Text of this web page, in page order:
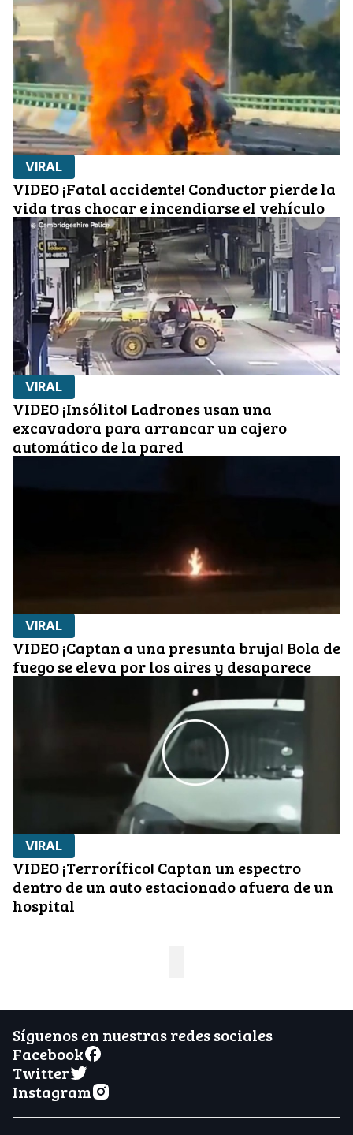
VIRAL
VIDEO ¡Fatal accidente! Conductor pierde la
vida tras chocar e incendiarse el vehículo
VIRAL
VIDEO ¡Insólito! Ladrones usan una
excavadora para arrancar un cajero
automático de la pared
VIRAL
VIDEO ¡Captan a una presunta bruja! Bola de
fuego se eleva por los aires y desaparece
VIRAL
VIDEO ¡Terrorífico! Captan un espectro
dentro de un auto estacionado afuera de un
hospital
Síguenos en nuestras redes sociales
Facebook
Twitter
Instagram